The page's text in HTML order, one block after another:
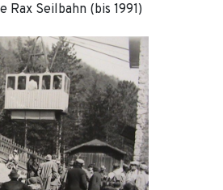
Rax Seilbahn (bis 1991)